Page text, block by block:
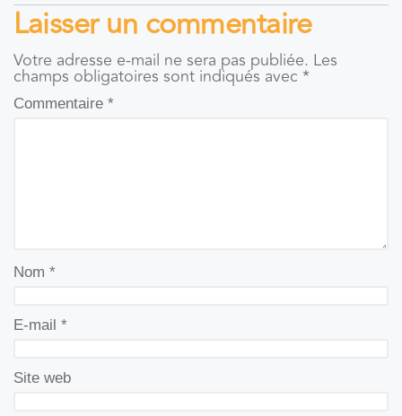
Laisser un commentaire
Votre adresse e-mail ne sera pas publiée. Les
champs obligatoires sont indiqués avec *
Commentaire *
Nom *
E-mail *
Site web